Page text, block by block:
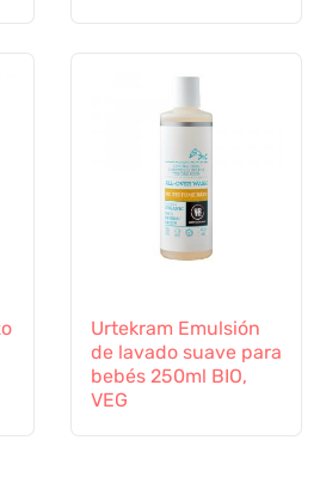
Urtekram Emulsión
de lavado suave para
bebés 250ml BIO,
VEG